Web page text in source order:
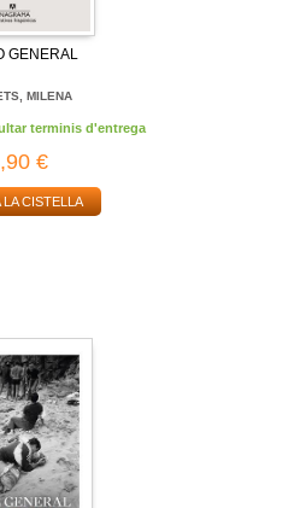
GENERAL
MILENA
terminis d'entrega
€
LA CISTELLA